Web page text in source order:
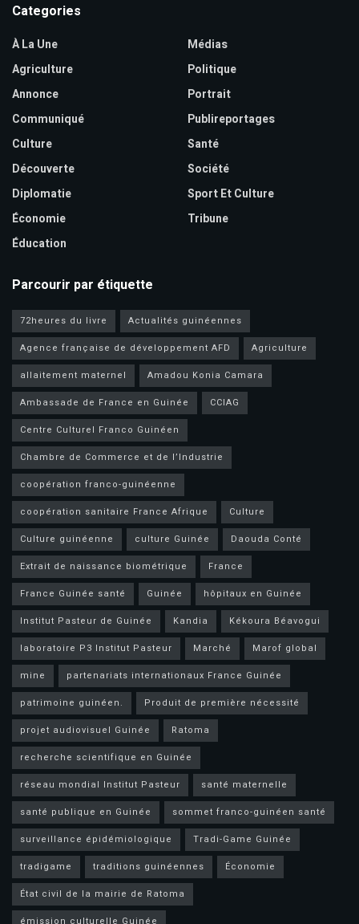
Categories
À La Une
Agriculture
Annonce
Communiqué
Culture
Découverte
Diplomatie
Économie
Éducation
Médias
Politique
Portrait
Publireportages
Santé
Société
Sport Et Culture
Tribune
Parcourir par étiquette
72heures du livre
Actualités guinéennes
Agence française de développement AFD
Agriculture
allaitement maternel
Amadou Konia Camara
Ambassade de France en Guinée
CCIAG
Centre Culturel Franco Guinéen
Chambre de Commerce et de l’Industrie
coopération franco-guinéenne
coopération sanitaire France Afrique
Culture
Culture guinéenne
culture Guinée
Daouda Conté
Extrait de naissance biométrique
France
France Guinée santé
Guinée
hôpitaux en Guinée
Institut Pasteur de Guinée
Kandia
Kékoura Béavogui
laboratoire P3 Institut Pasteur
Marché
Marof global
mine
partenariats internationaux France Guinée
patrimoine guinéen.
Produit de première nécessité
projet audiovisuel Guinée
Ratoma
recherche scientifique en Guinée
réseau mondial Institut Pasteur
santé maternelle
santé publique en Guinée
sommet franco-guinéen santé
surveillance épidémiologique
Tradi-Game Guinée
tradigame
traditions guinéennes
Économie
État civil de la mairie de Ratoma
émission culturelle Guinée